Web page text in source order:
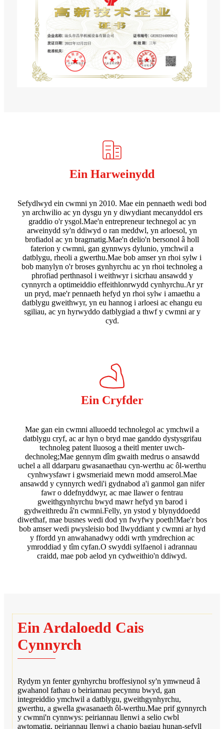
Ein Harweinydd
Sefydlwyd ein cwmni yn 2010. Mae ein pennaeth wedi bod
yn archwilio ac yn dysgu yn y diwydiant mecanyddol ers
graddio o'r ysgol.Mae'n entrepreneur technegol ac yn
arweinydd sy'n ddiwyd o ran meddwl, yn arloesol, yn
brofiadol ac yn bragmatig.Mae'n delio'n bersonol â holl
faterion y cwmni, gan gynnwys dylunio, ymchwil a
datblygu, rheoli a gwerthu.Mae bob amser yn rhoi sylw i
bob manylyn o'r broses gynhyrchu ac yn rhoi technoleg a
phrofiad perthnasol i weithwyr i sicrhau ansawdd y
cynnyrch a optimeiddio effeithlonrwydd cynhyrchu.Ar yr
un pryd, mae'r pennaeth hefyd yn rhoi sylw i amaethu a
datblygu gweithwyr, yn eu hannog i arloesi ac ehangu eu
sgiliau, ac yn hyrwyddo datblygiad a thwf y cwmni ar y
cyd.
Ein Cryfder
Mae gan ein cwmni alluoedd technolegol ac ymchwil a
datblygu cryf, ac ar hyn o bryd mae ganddo dystysgrifau
technoleg patent lluosog a theitl menter uwch-
dechnoleg;Mae gennym dîm gwaith medrus o ansawdd
uchel a all ddarparu gwasanaethau cyn-werthu ac ôl-werthu
cynhwysfawr i gwsmeriaid mewn modd amserol.Mae
ansawdd y cynnyrch wedi'i gydnabod a'i ganmol gan nifer
fawr o ddefnyddwyr, ac mae llawer o fentrau
gweithgynhyrchu bwyd mawr hefyd yn barod i
gydweithredu â'n cwmni.Felly, yn ystod y blynyddoedd
diwethaf, mae busnes wedi dod yn fwyfwy poeth!Mae'r bos
bob amser wedi pwysleisio bod llwyddiant y cwmni ar hyd
y ffordd yn anwahanadwy oddi wrth ymdrechion ac
ymroddiad y tîm cyfan.O swyddi sylfaenol i adrannau
craidd, mae pob aelod yn cydweithio'n ddiwyd.
Ein Ardaloedd Cais
Cynnyrch
Rydym yn fenter gynhyrchu broffesiynol sy'n ymwneud â
gwahanol fathau o beiriannau pecynnu bwyd, gan
integreiddio ymchwil a datblygu, gweithgynhyrchu,
gwerthu, a gwella gwasanaeth ôl-werthu.Mae prif gynnyrch
y cwmni'n cynnwys: peiriannau llenwi a selio cwbl
awtomatig, peiriannau llenwi a chapio bagiau hunan-sefyll